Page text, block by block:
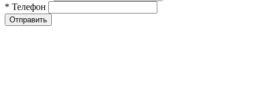
* Телефон
Отправить